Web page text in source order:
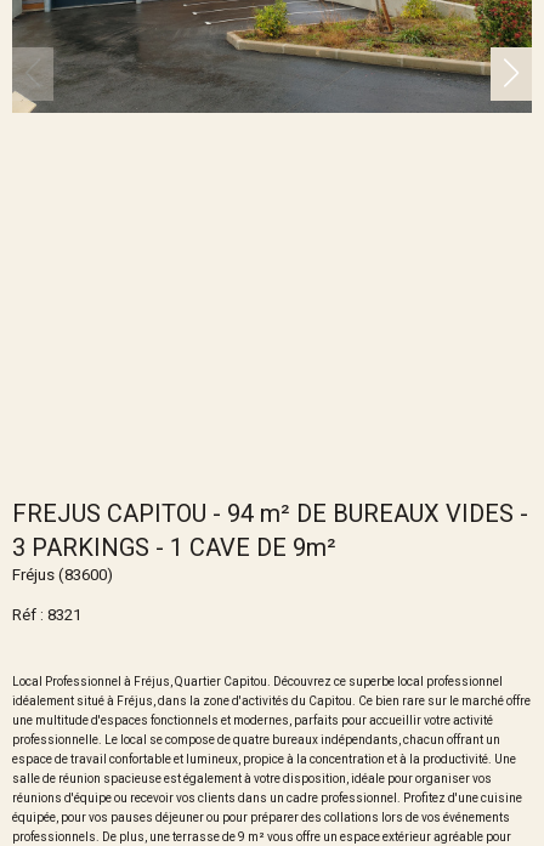
FREJUS CAPITOU - 94 m² DE BUREAUX VIDES -
3 PARKINGS - 1 CAVE DE 9m²
Fréjus (83600)
Réf : 8321
Local Professionnel à Fréjus, Quartier Capitou. Découvrez ce superbe local professionnel
idéalement situé à Fréjus, dans la zone d'activités du Capitou. Ce bien rare sur le marché offre
une multitude d'espaces fonctionnels et modernes, parfaits pour accueillir votre activité
professionnelle. Le local se compose de quatre bureaux indépendants, chacun offrant un
espace de travail confortable et lumineux, propice à la concentration et à la productivité. Une
salle de réunion spacieuse est également à votre disposition, idéale pour organiser vos
réunions d'équipe ou recevoir vos clients dans un cadre professionnel. Profitez d'une cuisine
équipée, pour vos pauses déjeuner ou pour préparer des collations lors de vos événements
professionnels. De plus, une terrasse de 9 m² vous offre un espace extérieur agréable pour